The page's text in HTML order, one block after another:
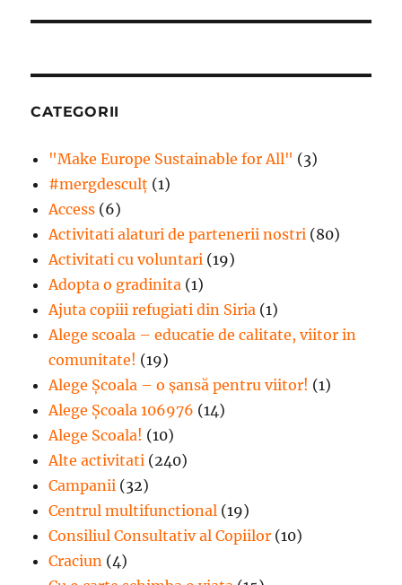
CATEGORII
"Make Europe Sustainable for All" (3)
#mergdesculţ (1)
Access (6)
Activitati alaturi de partenerii nostri (80)
Activitati cu voluntari (19)
Adopta o gradinita (1)
Ajuta copiii refugiati din Siria (1)
Alege scoala – educatie de calitate, viitor in
comunitate! (19)
Alege Şcoala – o şansă pentru viitor! (1)
Alege Școala 106976 (14)
Alege Scoala! (10)
Alte activitati (240)
Campanii (32)
Centrul multifunctional (19)
Consiliul Consultativ al Copiilor (10)
Craciun (4)